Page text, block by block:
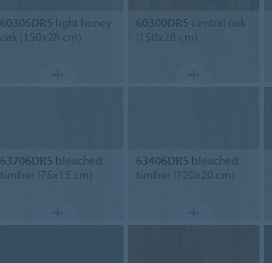
60305DR5 light honey
oak (150x28 cm)
60300DR5 central oak
(150x28 cm)
63706DR5 bleached
timber (75x15 cm)
63406DR5 bleached
timber (120x20 cm)